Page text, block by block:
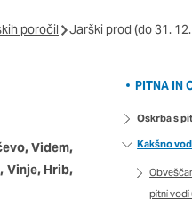
poročil Jarški prod (do 31.
Videm,
Vinje, Hrib,
PITNA IN
Oskrba s
Kakšno
pitni vodi
uporabniško
Običajno
Vedno aktivni